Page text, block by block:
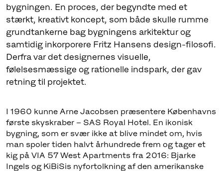
bygningen. En proces, der begyndte med et
stærkt, kreativt koncept, som både skulle rumme
grundtankerne bag bygningens arkitektur og
samtidig inkorporere Fritz Hansens design-filosofi.
Derfra var det designernes visuelle,
følelsesmæssige og rationelle indspark, der gav
retning til projektet.
I 1960 kunne Arne Jacobsen præsentere Københavns
første skyskraber – SAS Royal Hotel. En ikonisk
bygning, som er svær ikke at blive mindet om, hvis
man spoler tiden halvt århundrede frem og tager et
kig på VIA 57 West Apartments fra 2016: Bjarke
Ingels og KiBiSis nyfortolkning af den amerikanske